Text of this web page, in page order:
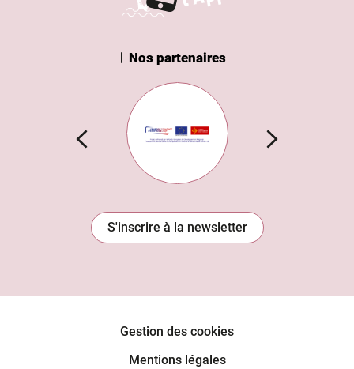
Nos partenaires
Subvention européenne
S'inscrire à la newsletter
Gestion des cookies
Mentions légales